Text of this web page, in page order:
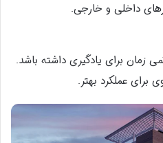
داخلی و خارجی.
زمان برای یادگیری داشته باشد.
برای عملکرد بهتر.